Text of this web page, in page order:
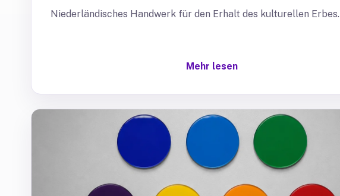
Niederländisches Handwerk für den Erhalt des kulturellen Erbes.
Mehr lesen